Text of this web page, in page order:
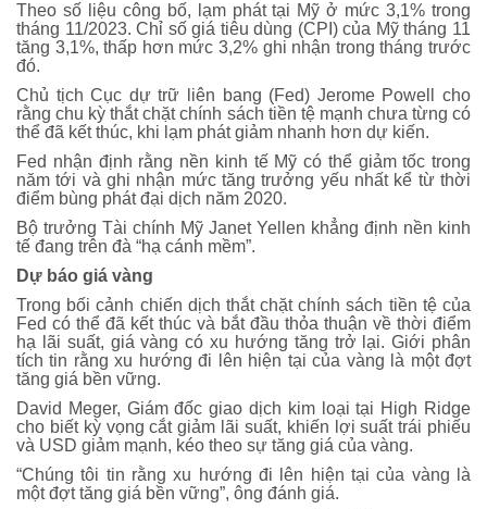
Theo số liệu công bố, lạm phát tại Mỹ ở mức 3,1% trong
tháng 11/2023. Chỉ số giá tiêu dùng (CPI) của Mỹ tháng 11
tăng 3,1%, thấp hơn mức 3,2% ghi nhận trong tháng trước
đó.
Chủ tịch Cục dự trữ liên bang (Fed) Jerome Powell cho
rằng chu kỳ thắt chặt chính sách tiền tệ mạnh chưa từng có
thể đã kết thúc, khi lạm phát giảm nhanh hơn dự kiến.
Fed nhận định rằng nền kinh tế Mỹ có thể giảm tốc trong
năm tới và ghi nhận mức tăng trưởng yếu nhất kể từ thời
điểm bùng phát đại dịch năm 2020.
Bộ trưởng Tài chính Mỹ Janet Yellen khẳng định nền kinh
tế đang trên đà “hạ cánh mềm”.
Dự báo giá vàng
Trong bối cảnh chiến dịch thắt chặt chính sách tiền tệ của
Fed có thể đã kết thúc và bắt đầu thỏa thuận về thời điểm
hạ lãi suất, giá vàng có xu hướng tăng trở lại. Giới phân
tích tin rằng xu hướng đi lên hiện tại của vàng là một đợt
tăng giá bền vững.
David Meger, Giám đốc giao dịch kim loại tại High Ridge
cho biết kỳ vọng cắt giảm lãi suất, khiến lợi suất trái phiếu
và USD giảm mạnh, kéo theo sự tăng giá của vàng.
“Chúng tôi tin rằng xu hướng đi lên hiện tại của vàng là
một đợt tăng giá bền vững”, ông đánh giá.